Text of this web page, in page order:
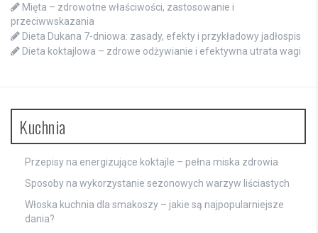
Mięta – zdrowotne właściwości, zastosowanie i
przeciwwskazania
Dieta Dukana 7-dniowa: zasady, efekty i przykładowy jadłospis
Dieta koktajlowa – zdrowe odżywianie i efektywna utrata wagi
Kuchnia
Przepisy na energizujące koktajle – pełna miska zdrowia
Sposoby na wykorzystanie sezonowych warzyw liściastych
Włoska kuchnia dla smakoszy – jakie są najpopularniejsze
dania?